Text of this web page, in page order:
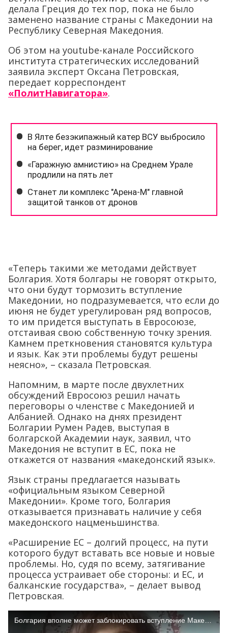
делала Греция до тех пор, пока не было
заменено название страны с Македонии на
Республику Северная Македония.
Об этом на youtube-канале Российского
института стратегических исследований
заявила эксперт Оксана Петровская,
передает корреспондент
«ПолитНавигатора».
«Теперь такими же методами действует
Болгария. Хотя болгары не говорят открыто,
что они будут тормозить вступление
Македонии, но подразумевается, что если до
июня не будет урегулирован ряд вопросов,
то им придется выступать в Евросоюзе,
отстаивая свою собственную точку зрения.
Камнем преткновения становятся культура
и язык. Как эти проблемы будут решены
неясно», – сказала Петровская.
Напомним, в марте после двухлетних
обсуждений Евросоюз решил начать
переговоры о членстве с Македонией и
Албанией. Однако на днях президент
Болгарии Румен Радев, выступая в
болгарской Академии наук, заявил, что
Македония не вступит в ЕС, пока не
откажется от названия «македонский язык».
Язык страны предлагается называть
«официальным языком Северной
Македонии». Кроме того, Болгария
отказывается признавать наличие у себя
македонского нацменьшинства.
«Расширение ЕС – долгий процесс, на пути
которого будут вставать все новые и новые
проблемы. Но, судя по всему, затягивание
процесса устраивает обе стороны: и ЕС, и
балканские государства», – делает вывод
Петровская.